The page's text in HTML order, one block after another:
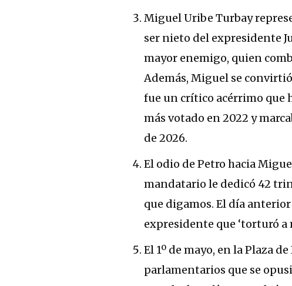
Miguel Uribe Turbay
ser nieto del expresidente
mayor enemigo, quien
Además, Miguel se
fue un crítico acérrimo que
más votado en 2022 y
de 2026.
El odio de Petro hacia
mandatario le dedicó 42
que digamos. El día
expresidente que ‘torturó a
El 1º de mayo, en la Plaza
parlamentarios que se